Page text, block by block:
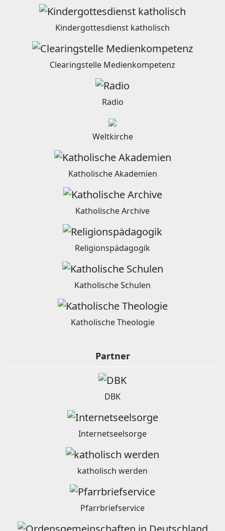
Kindergottesdienst katholisch
Clearingstelle Medienkompetenz
Radio
Weltkirche
Katholische Akademien
Katholische Archive
Religionspädagogik
Katholische Schulen
Katholische Theologie
Partner
DBK
Internetseelsorge
katholisch werden
Pfarrbriefservice